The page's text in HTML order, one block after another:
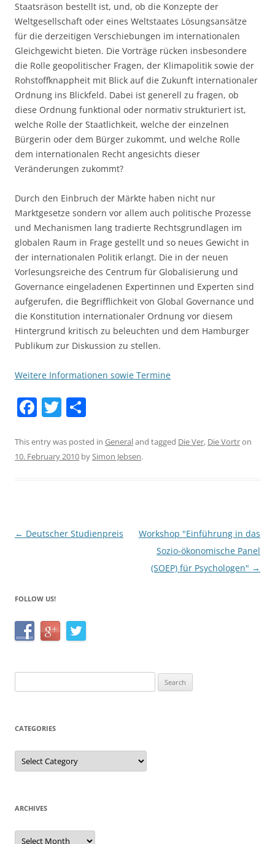
Staatsräson bestellt ist, und, ob die Konzepte der
Weltgesellschaft oder eines Weltstaates Lösungsansätze
für die derzeitigen Verschiebungen im internationalen
Gleichgewicht bieten. Die Vorträge rücken insbesondere
die Rolle geopolitischer Fragen, der Klimapolitik sowie der
Rohstoffknappheit mit Blick auf die Zukunft internationaler
Ordnung ins Blickfeld. Dabei ist generell zu fragen, ob
diese Ordnung funktional oder normativ strukturiert ist,
welche Rolle der Staatlichkeit, welche der einzelnen
Bürgerin oder dem Bürger zukommt, und welche Rolle
dem internationalen Recht angesichts dieser
Veränderungen zukommt?
Durch den Einbruch der Märkte haben nicht nur
Marktgesetze sondern vor allem auch politische Prozesse
und Mechanismen lang tradierte Rechtsgrundlagen im
globalen Raum in Frage gestellt und so neues Gewicht in
der internationalen Politik erlangt. Die in der neuen
Vorlesungsreiche des Centrum für Globalisierung und
Governance eingeladenen Expertinnen und Experten sind
aufgerufen, die Begrifflichkeit von Global Governance und
die Konstitution internationaler Ordnung vor diesem
Hintergrund kritisch zu beleuchten und dem Hamburger
Publikum zur Diskussion zu stellen.
Weitere Informationen sowie Termine
F
c
e
o
k
T
itt
er
ar
e
This entry was posted in Generaland tagged Die Ver, Die Vortron
10. February 2010 bySimon Jebsen.
Post
← Deutscher Studienpreis
Workshop "Einführung in das
Sozio-ökonomische Panel
(SOEP) für Psychologen" →
FOLLOW US!
for:
CATEGORIES
Categories
ARCHIVES
Archives